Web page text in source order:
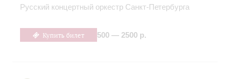
Русский концертный оркестр Санкт-Петербурга
Купить билет 500 — 2500 р.